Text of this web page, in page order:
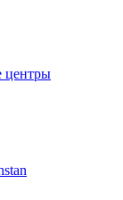
центры